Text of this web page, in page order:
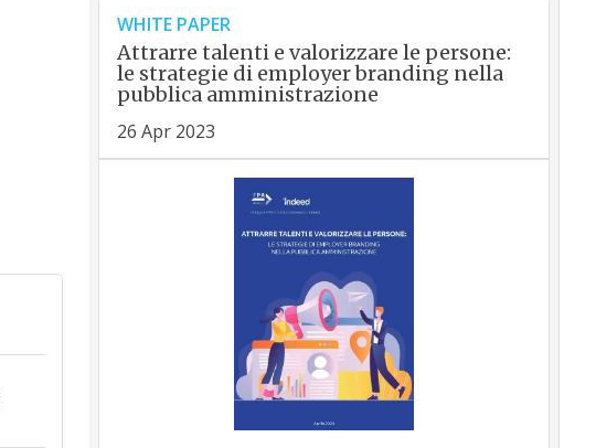
WHITE PAPER
Attrarre talenti e valorizzare le persone:
le strategie di employer branding nella
pubblica amministrazione
26 Apr 2023